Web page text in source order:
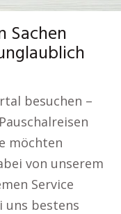
Sachen
besuchen –
möchten
von unserem
Service
uns bestens